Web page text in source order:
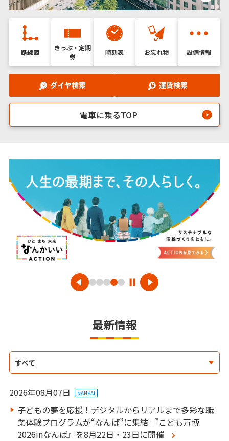
路線図
きっぷ・定期
券
時刻表 お忘れ物 設備情報
ダイヤ検索 運賃検索
電車に乗るTOP
最新情報
すべて
ニュースリリース(NANKAI)
ニュースリリース(南海電鉄)
2026年08月07日 NANKAI
子どもの夢を応援！デジタルからリアルまで多彩な職
業体験プログラムが“なんば”に集結 『こども万博
2026inなんば』を8月22日・23日に開催